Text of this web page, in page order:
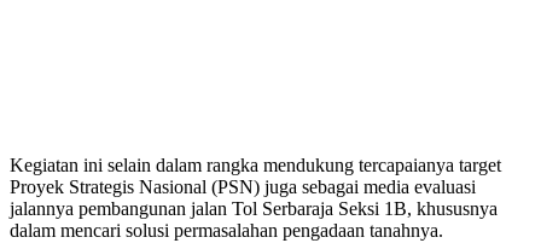
Kegiatan ini selain dalam rangka mendukung tercapaianya target
Proyek Strategis Nasional (PSN) juga sebagai media evaluasi
jalannya pembangunan jalan Tol Serbaraja Seksi 1B, khususnya
dalam mencari solusi permasalahan pengadaan tanahnya.